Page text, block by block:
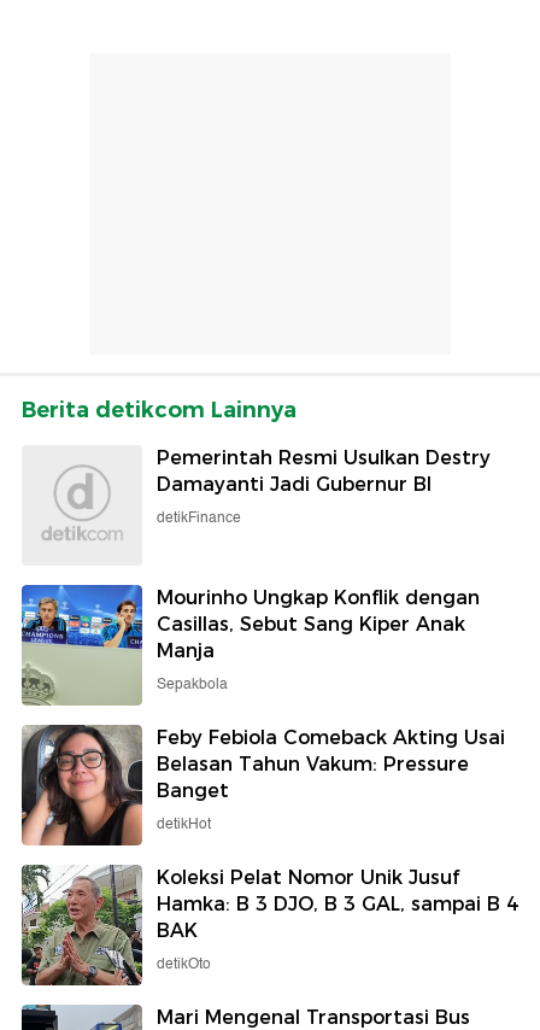
Berita detikcom Lainnya
Pemerintah Resmi Usulkan Destry
Damayanti Jadi Gubernur BI
detikFinance
Mourinho Ungkap Konflik dengan
Casillas, Sebut Sang Kiper Anak
Manja
Sepakbola
Feby Febiola Comeback Akting Usai
Belasan Tahun Vakum: Pressure
Banget
detikHot
Koleksi Pelat Nomor Unik Jusuf
Hamka: B 3 DJO, B 3 GAL, sampai B 4
BAK
detikOto
Mari Mengenal Transportasi Bus